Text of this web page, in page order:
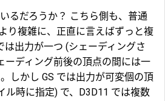
るだろうか？ こちら側も、普通
り複雑に、正直に言えばずっと複
は出力が一つ (シェーディングさ
ーディング前後の頂点の間には一
しかし GS では出力が可変個の頂
ル時に指定) で、D3D11 では複数